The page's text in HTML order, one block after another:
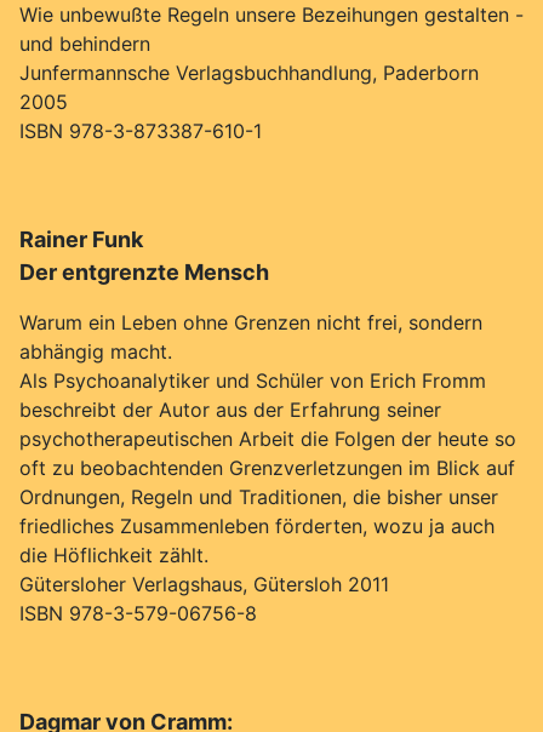
Wie unbewußte Regeln unsere Bezeihungen gestalten -
und behindern
Junfermannsche Verlagsbuchhandlung, Paderborn
2005
ISBN 978-3-873387-610-1
Rainer Funk
Der entgrenzte Mensch
Warum ein Leben ohne Grenzen nicht frei, sondern
abhängig macht.
Als Psychoanalytiker und Schüler von Erich Fromm
beschreibt der Autor aus der Erfahrung seiner
psychotherapeutischen Arbeit die Folgen der heute so
oft zu beobachtenden Grenzverletzungen im Blick auf
Ordnungen, Regeln und Traditionen, die bisher unser
friedliches Zusammenleben förderten, wozu ja auch
die Höflichkeit zählt.
Gütersloher Verlagshaus, Gütersloh 2011
ISBN 978-3-579-06756-8
Dagmar von Cramm: